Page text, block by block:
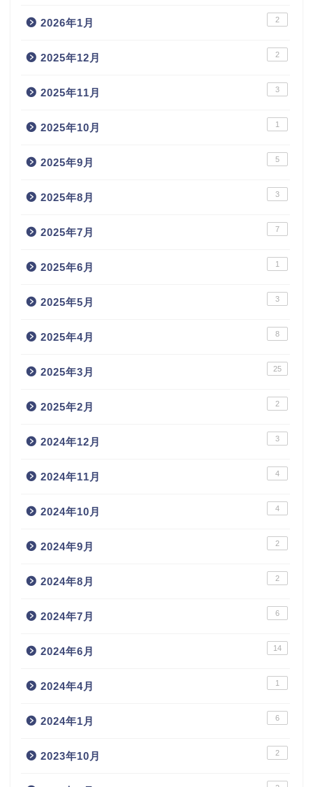
2026年1月 2
2025年12月 2
2025年11月 3
2025年10月 1
2025年9月 5
2025年8月 3
2025年7月 7
2025年6月 1
2025年5月 3
2025年4月 8
2025年3月 25
2025年2月 2
2024年12月 3
2024年11月 4
2024年10月 4
2024年9月 2
2024年8月 2
2024年7月 6
2024年6月 14
2024年4月 1
2024年1月 6
2023年10月 2